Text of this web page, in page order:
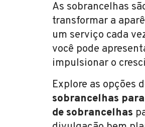
As sobrancelhas
transformar a
um serviço cada
você pode
impulsionar o
Explore as opções
sobrancelhas
de sobrancelhas